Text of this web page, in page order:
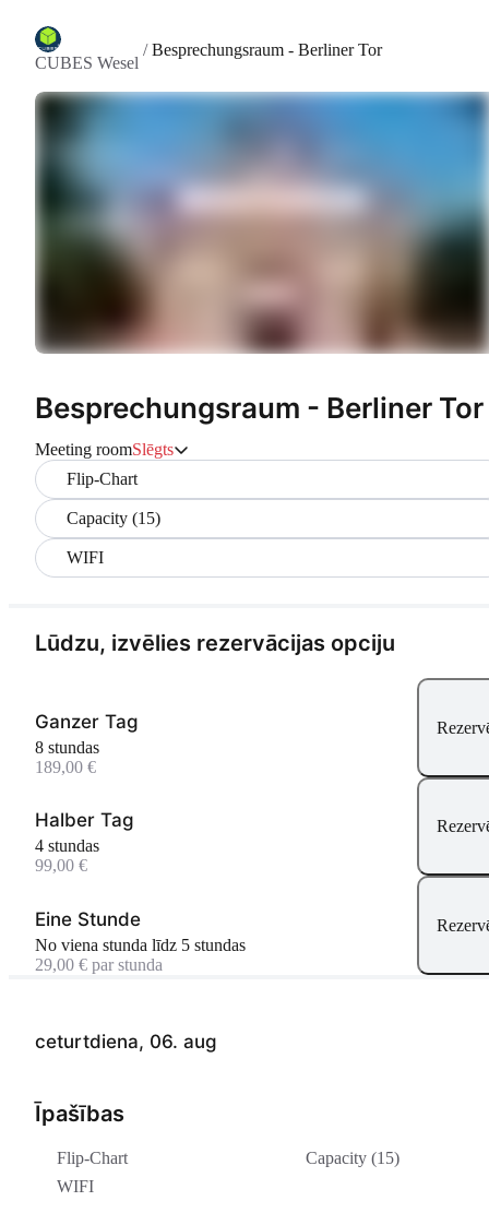
CUBES Wesel
/Besprechungsraum - Berliner Tor
Besprechungsraum - Berliner Tor
Meeting roomSlēgts
Flip-Chart
Capacity (15)
WIFI
ceturtdiena, 06. aug
Īpašības
Flip-Chart
Capacity (15)
WIFI
Lūdzu, izvēlies rezervācijas opciju
Ganzer Tag
8 stundas
189,00 €
Halber Tag
4 stundas
99,00 €
Eine Stunde
No viena stunda līdz 5 stundas
29,00 € par stunda